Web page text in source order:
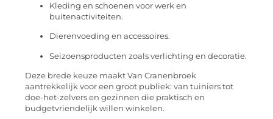
Kleding en schoenen voor werk en
buitenactiviteiten.
Dierenvoeding en accessoires.
Seizoensproducten zoals verlichting en decoratie.
Deze brede keuze maakt Van Cranenbroek
aantrekkelijk voor een groot publiek: van tuiniers tot
doe-het-zelvers en gezinnen die praktisch en
budgetvriendelijk willen winkelen.